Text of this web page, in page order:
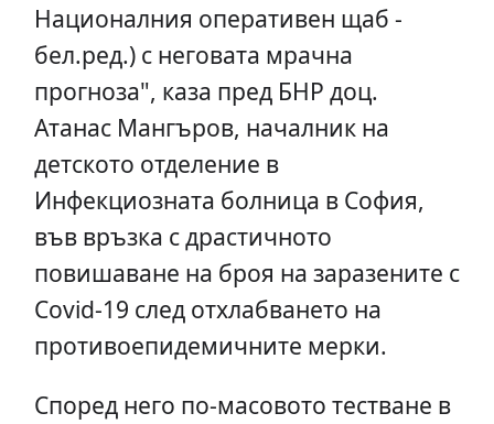
Националния оперативен щаб -
бел.ред.) с неговата мрачна
прогноза", каза пред БНР доц.
Атанас Мангъров, началник на
детското отделение в
Инфекциозната болница в София,
във връзка с драстичното
повишаване на броя на заразените с
Covid-19 след отхлабването на
противоепидемичните мерки.
Според него по-масовото тестване в